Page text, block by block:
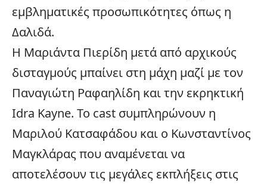
εμβληματικές προσωπικότητες όπως η
Δαλιδά.
Η Μαριάντα Πιερίδη μετά από αρχικούς
δισταγμούς μπαίνει στη μάχη μαζί με τον
Παναγιώτη Ραφαηλίδη και την εκρηκτική
Idra Kayne. Το cast συμπληρώνουν η
Μαριλού Κατσαφάδου και ο Κωνσταντίνος
Μαγκλάρας που αναμένεται να
αποτελέσουν τις μεγάλες εκπλήξεις στις